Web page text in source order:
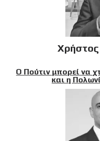
Ο Πούτιν μπορεί να
και η